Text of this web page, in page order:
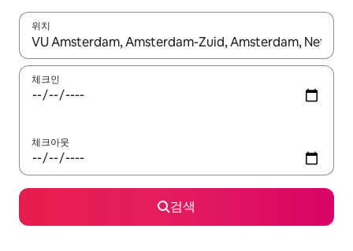
위치
결과가 나오면 위·아래 화살표 키를 사용하거나 터치 또는 스와이
체크인
체크아웃
검색